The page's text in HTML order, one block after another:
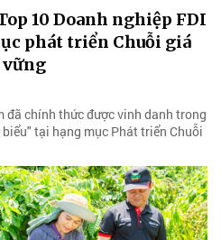
10 Doanh nghiệp FDI
phát triển Chuỗi giá
vững
đã chính thức được vinh danh trong
tại hạng mục Phát triển Chuỗi